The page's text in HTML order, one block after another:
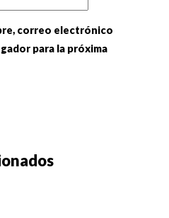
correo electrónico
para la próxima